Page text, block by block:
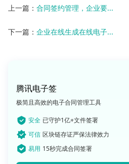
上一篇： 合同签约管理，企业要...
下一篇： 企业在线生成在线电子...
腾讯电子签
极简且高效的电子合同管理工具
安全 已守护1亿+文件签署
可信 区块链存证严保法律效力
易用 15秒完成合同签署